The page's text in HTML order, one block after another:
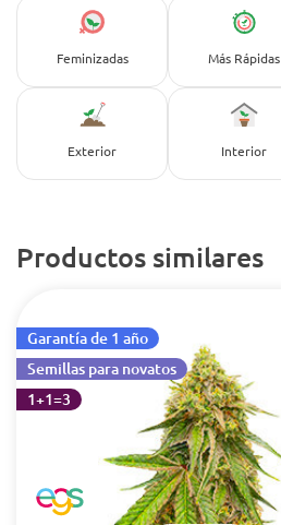
Feminizadas Más Rápidas
Exterior Interior
Productos similares
Garantía de 1 año
Semillas para novatos
1+1=3